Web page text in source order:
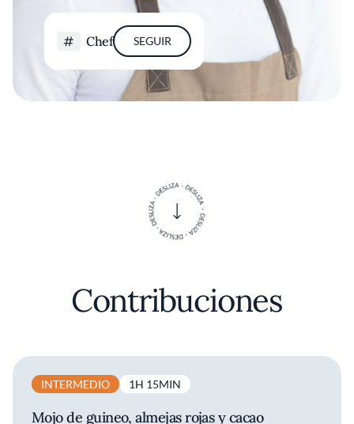
Chef SEGUIR
Contribuciones
INTERMEDIO 1H 15MIN
Mojo de guineo, almejas rojas y cacao